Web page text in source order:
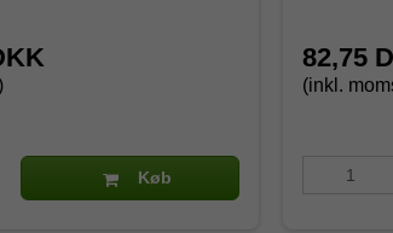
Køb
82,75
(inkl.